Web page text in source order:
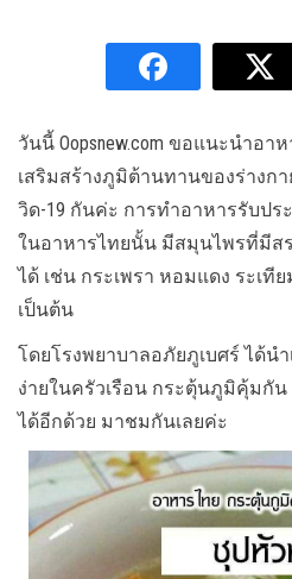
วันนี้ Oopsnew.com ขอแนะนำอ
เสริมสร้างภูมิต้านทานของร่างก
วิด-19 กันค่ะ การทำอาหารรับปร
ในอาหารไทยนั้น มีสมุนไพรที่มีส
ได้ เช่น กระเพรา หอมแดง ระเ
เป็นต้น
โดยโรงพยาบาลอภัยภูเบศร์ ได้น
ง่ายในครัวเรือน กระตุ้นภูมิคุ้มกั
ได้อีกด้วย มาชมกันเลยค่ะ